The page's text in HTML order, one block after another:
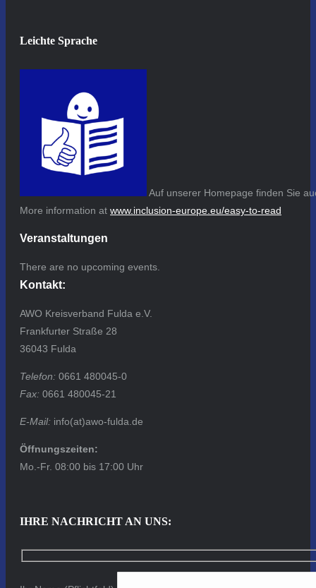
Leichte Sprache
Auf unserer Homepage finden Sie
More information at www.inclusion-europe.eu/easy-to-read
Veranstaltungen
There are no upcoming events.
Kontakt:
AWO Kreisverband Fulda e.V.
Frankfurter Straße 28
36043 Fulda
Telefon: 0661 480045-0
Fax: 0661 480045-21
E-Mail: info(at)awo-fulda.de
Öffnungszeiten:
Mo.-Fr. 08:00 bis 17:00 Uhr
IHRE NACHRICHT AN UNS: